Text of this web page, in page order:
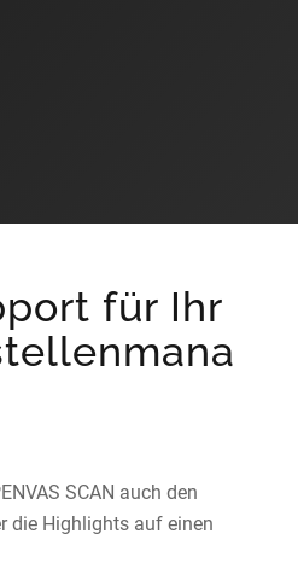
für Ihr
SCAN auch den
die Highlights auf einen